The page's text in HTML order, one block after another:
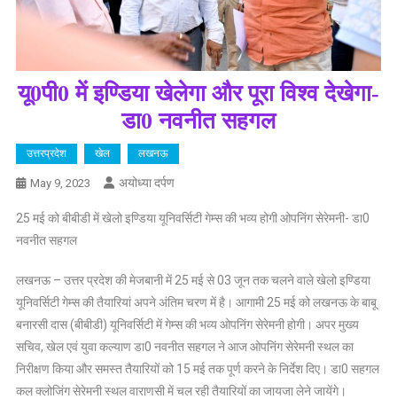
यू0पी0 में इण्डिया खेलेगा और पूरा विश्व देखेगा-
डा0 नवनीत सहगल
उत्तरप्रदेश खेल लखनऊ
May 9, 2023 अयोध्या दर्पण
25 मई को बीबीडी में खेलो इण्डिया यूनिवर्सिटी गेम्स की भव्य होगी ओपनिंग सेरेमनी- डा0
नवनीत सहगल
लखनऊ – उत्तर प्रदेश की मेजबानी में 25 मई से 03 जून तक चलने वाले खेलो इण्डिया
यूनिवर्सिटी गेम्स की तैयारियां अपने अंतिम चरण में है। आगामी 25 मई को लखनऊ के बाबू
बनारसी दास (बीबीडी) यूनिवर्सिटी में गेम्स की भव्य ओपनिंग सेरेमनी होगी। अपर मुख्य
सचिव, खेल एवं युवा कल्याण डा0 नवनीत सहगल ने आज ओपनिंग सेरेमनी स्थल का
निरीक्षण किया और समस्त तैयारियों को 15 मई तक पूर्ण करने के निर्देश दिए। डा0 सहगल
कल क्लोजिंग सेरेमनी स्थल वाराणसी में चल रही तैयारियों का जायजा लेने जायेंगे।